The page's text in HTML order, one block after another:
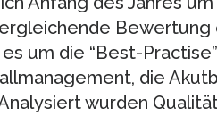
Bewertung
um die “Best-
die
wurden